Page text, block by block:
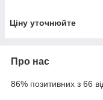
Ціну уточнюйте
Про нас
86% позитивних з 66